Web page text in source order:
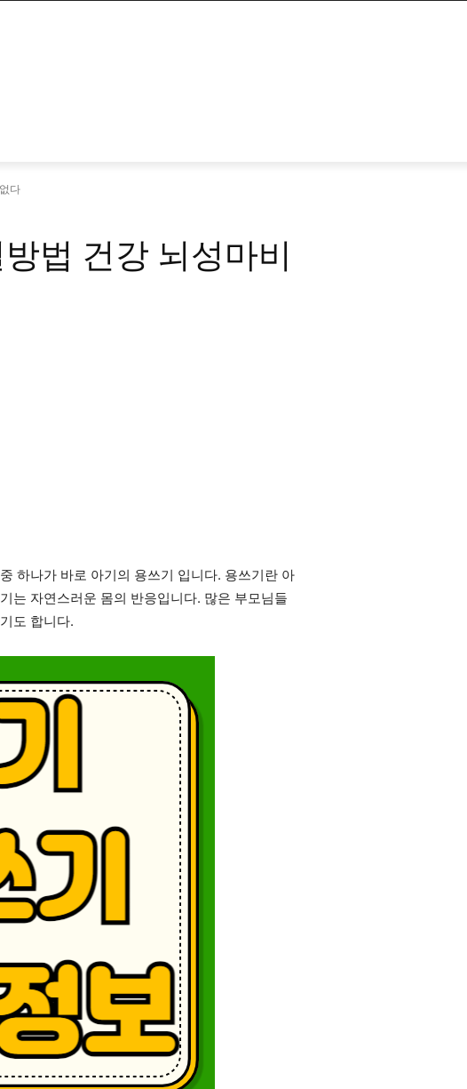
다
법 건강 뇌성마비
하나가 바로 아기의 용쓰기 입니다. 용쓰기란 아
는 자연스러운 몸의 반응입니다. 많은 부모님들
도 합니다.